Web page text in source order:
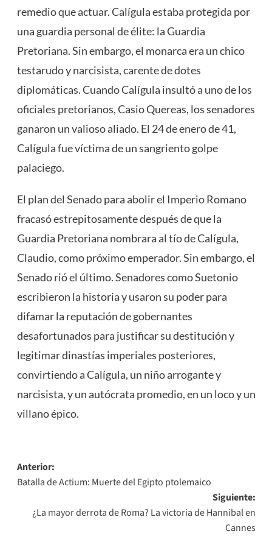
remedio que actuar. Calígula estaba protegida por
una guardia personal de élite: la Guardia
Pretoriana. Sin embargo, el monarca era un chico
testarudo y narcisista, carente de dotes
diplomáticas. Cuando Calígula insultó a uno de los
oficiales pretorianos, Casio Quereas, los senadores
ganaron un valioso aliado. El 24 de enero de 41,
Calígula fue víctima de un sangriento golpe
palaciego.
El plan del Senado para abolir el Imperio Romano
fracasó estrepitosamente después de que la
Guardia Pretoriana nombrara al tío de Calígula,
Claudio, como próximo emperador. Sin embargo, el
Senado rió el último. Senadores como Suetonio
escribieron la historia y usaron su poder para
difamar la reputación de gobernantes
desafortunados para justificar su destitución y
legitimar dinastías imperiales posteriores,
convirtiendo a Calígula, un niño arrogante y
narcisista, y un autócrata promedio, en un loco y un
villano épico.
Navegación
de
entradas
Anterior:
Batalla de Actium: Muerte del Egipto ptolemaico
Siguiente:
¿La mayor derrota de Roma? La victoria de Hannibal en
Cannes